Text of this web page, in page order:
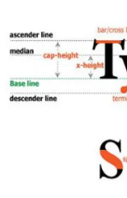
Hội Họa
Digital Art
Khóa Học
Khóa Học
Khóa Học
Mc Nhí
Kỳ Thủ Cờ
Lập Trình
Robotic trẻ
Thanh
Toán Tư Duy
Bếp Gia Đình
Kỹ Thuật Chế